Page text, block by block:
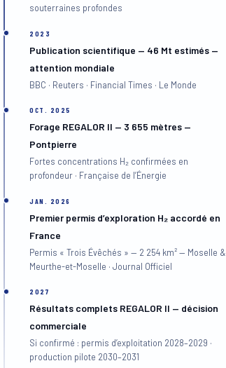
souterraines profondes
2023
Publication scientifique — 46 Mt estimés —
attention mondiale
BBC · Reuters · Financial Times · Le Monde
OCT. 2025
Forage REGALOR II — 3 655 mètres —
Pontpierre
Fortes concentrations H₂ confirmées en
profondeur · Française de l’Énergie
JAN. 2026
Premier permis d’exploration H₂ accordé en
France
Permis « Trois Évêchés » — 2 254 km² — Moselle &
Meurthe-et-Moselle · Journal Officiel
2027
Résultats complets REGALOR II — décision
commerciale
Si confirmé : permis d’exploitation 2028–2029 ·
production pilote 2030–2031